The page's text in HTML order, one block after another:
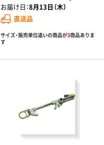
お届け日：8月13日（木）
直送品
サイズ・販売単位違いの商品が3商品ありま
す